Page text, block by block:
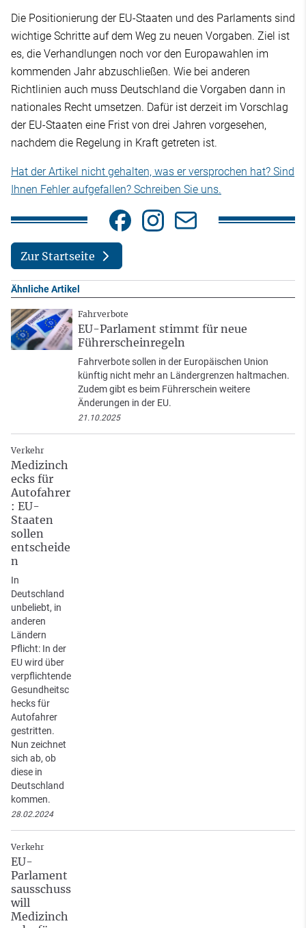
Die Positionierung der EU-Staaten und des Parlaments sind
wichtige Schritte auf dem Weg zu neuen Vorgaben. Ziel ist
es, die Verhandlungen noch vor den Europawahlen im
kommenden Jahr abzuschließen. Wie bei anderen
Richtlinien auch muss Deutschland die Vorgaben dann in
nationales Recht umsetzen. Dafür ist derzeit im Vorschlag
der EU-Staaten eine Frist von drei Jahren vorgesehen,
nachdem die Regelung in Kraft getreten ist.
Hat der Artikel nicht gehalten, was er versprochen hat? Sind
Ihnen Fehler aufgefallen? Schreiben Sie uns.
Zur Startseite
Ähnliche Artikel
Fahrverbote
EU-Parlament stimmt für neue
Führerscheinregeln
Fahrverbote sollen in der Europäischen Union
künftig nicht mehr an Ländergrenzen haltmachen.
Zudem gibt es beim Führerschein weitere
Änderungen in der EU.
21.10.2025
Verkehr
Medizinch
ecks für
Autofahrer
: EU-
Staaten
sollen
entscheide
n
In
Deutschland
unbeliebt, in
anderen
Ländern
Pflicht: In der
EU wird über
verpflichtende
Gesundheitsc
hecks für
Autofahrer
gestritten.
Nun zeichnet
sich ab, ob
diese in
Deutschland
kommen.
28.02.2024
Verkehr
EU-
Parlament
sausschuss
will
Medizinch